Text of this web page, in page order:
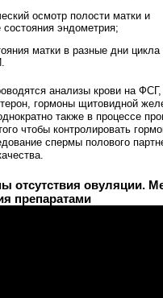
осмотр полости матки и
эндометрия;
матки в разные дни цикла
анализы крови на ФСГ,
гормоны щитовидной
также в процессе
чтобы контролировать
спермы полового
отсутствия овуляции.
препаратами